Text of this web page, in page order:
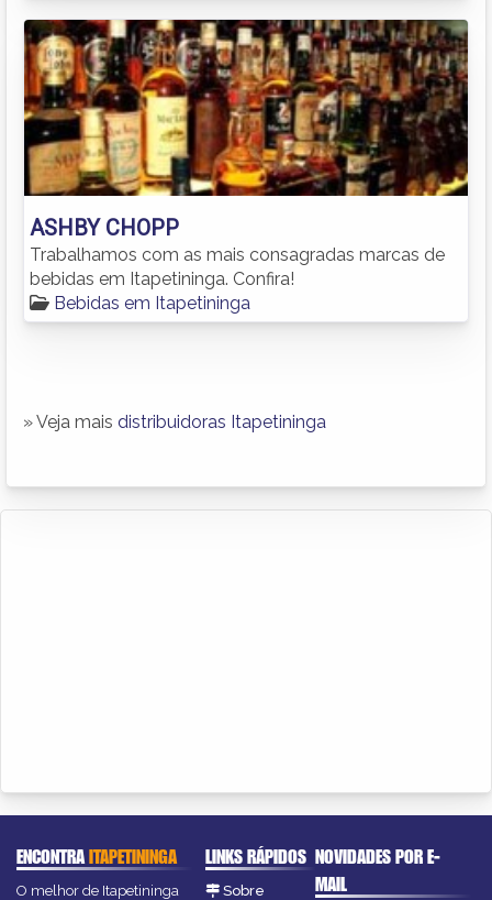
ASHBY CHOPP
Trabalhamos com as mais consagradas marcas de
bebidas em Itapetininga. Confira!
Bebidas em Itapetininga
» Veja mais distribuidoras Itapetininga
ENCONTRAITAPETININGA
O melhor de Itapetininga
LINKS RÁPIDOS
Sobre
NOVIDADES POR E-
MAIL